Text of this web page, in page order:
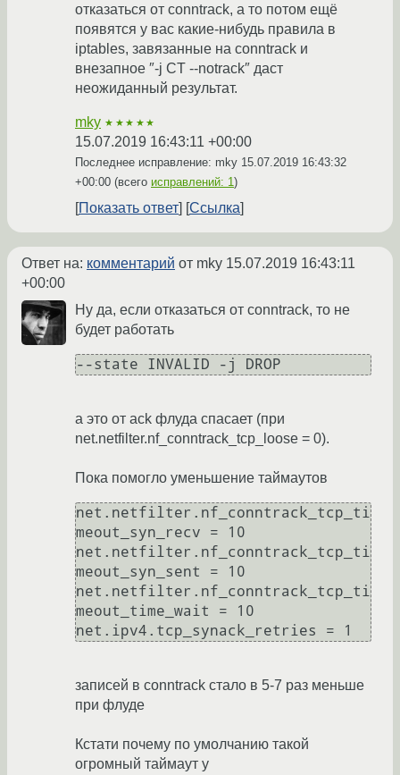
отказаться от conntrack, а то потом ещё
появятся у вас какие-нибудь правила в
iptables, завязанные на conntrack и
внезапное ″-j CT --notrack″ даст
неожиданный результат.
mky ★★★★★
15.07.2019 16:43:11 +00:00
Последнее исправление: mky 15.07.2019 16:43:32
+00:00 (всего исправлений: 1)
Показать ответ Ссылка
Ответ на: комментарий от mky 15.07.2019 16:43:11
+00:00
Ну да, если отказаться от conntrack, то не
будет работать
а это от ack флуда спасает (при
net.netfilter.nf_conntrack_tcp_loose = 0).
Пока помогло уменьшение таймаутов
net.netfilter.nf_conntrack_tcp_ti
meout_syn_recv = 10
net.netfilter.nf_conntrack_tcp_ti
meout_syn_sent = 10
net.netfilter.nf_conntrack_tcp_ti
meout_time_wait = 10
записей в conntrack стало в 5-7 раз меньше
при флуде
Кстати почему по умолчанию такой
огромный таймаут у